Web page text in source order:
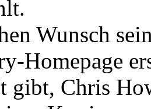
Wunsch
Homepage
gibt, Chris